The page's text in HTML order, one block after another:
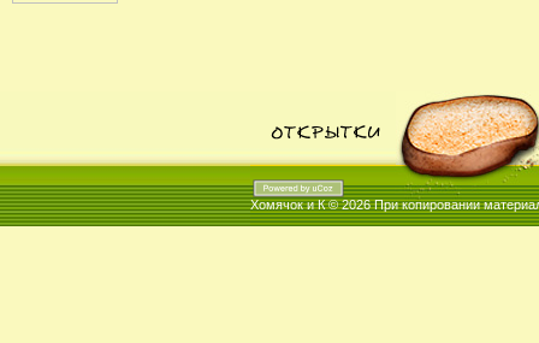
Хомячок и К © 2026При копировании